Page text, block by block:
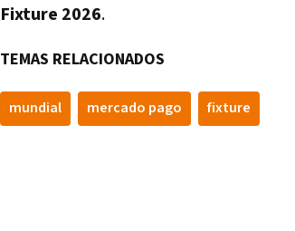
Fixture 2026.
TEMAS RELACIONADOS
mundial mercado pago fixture